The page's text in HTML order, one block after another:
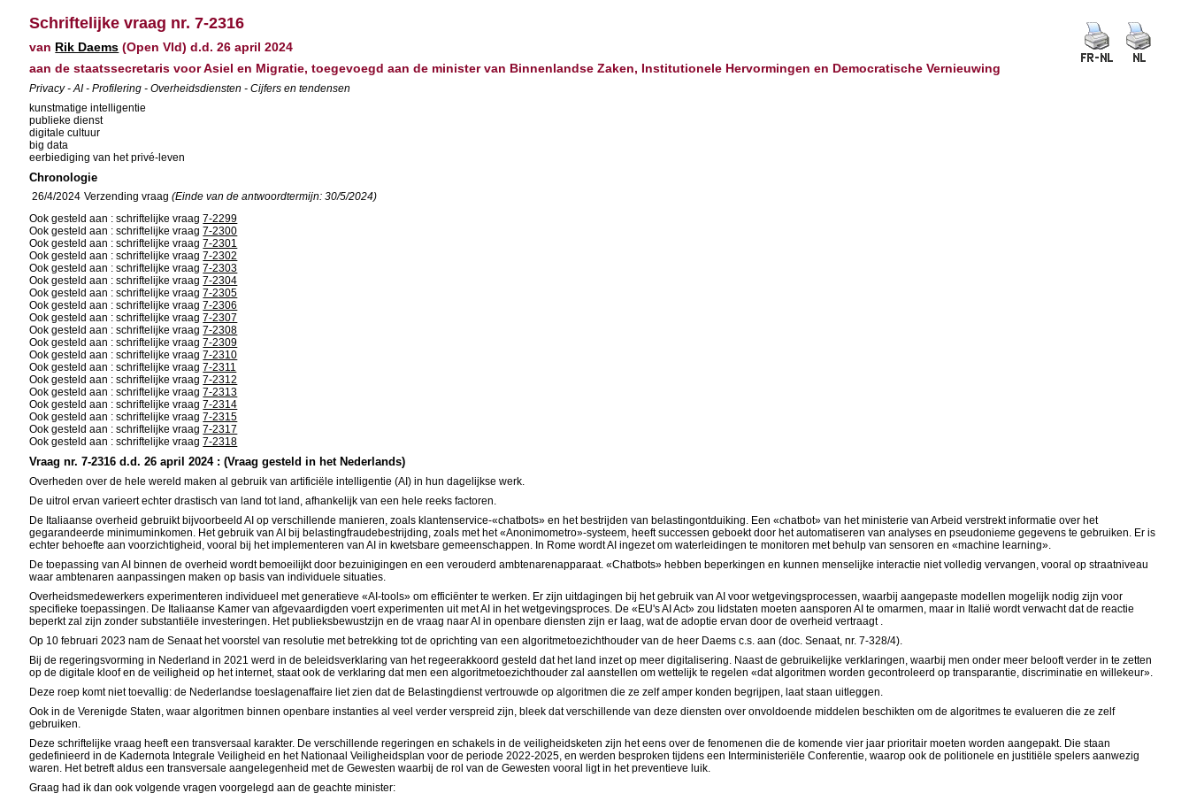
Schriftelijke vraag nr. 7-2316
van Rik Daems (Open Vld) d.d. 26 april 2024
aan de staatssecretaris voor Asiel en Migratie, toegevoegd aan de minister van Binnenlandse Zaken, Institutionele Hervormingen en Democratische Vernieuwing
Privacy - AI - Profilering - Overheidsdiensten - Cijfers en tendensen
kunstmatige intelligentie
publieke dienst
digitale cultuur
big data
eerbiediging van het privé-leven
Chronologie
26/4/2024 Verzending vraag(Einde van de antwoordtermijn: 30/5/2024)
Ook gesteld aan : schriftelijke vraag7-2299
Ook gesteld aan : schriftelijke vraag7-2300
Ook gesteld aan : schriftelijke vraag7-2301
Ook gesteld aan : schriftelijke vraag7-2302
Ook gesteld aan : schriftelijke vraag7-2303
Ook gesteld aan : schriftelijke vraag7-2304
Ook gesteld aan : schriftelijke vraag7-2305
Ook gesteld aan : schriftelijke vraag7-2306
Ook gesteld aan : schriftelijke vraag7-2307
Ook gesteld aan : schriftelijke vraag7-2308
Ook gesteld aan : schriftelijke vraag7-2309
Ook gesteld aan : schriftelijke vraag7-2310
Ook gesteld aan : schriftelijke vraag7-2311
Ook gesteld aan : schriftelijke vraag7-2312
Ook gesteld aan : schriftelijke vraag7-2313
Ook gesteld aan : schriftelijke vraag7-2314
Ook gesteld aan : schriftelijke vraag7-2315
Ook gesteld aan : schriftelijke vraag7-2317
Ook gesteld aan : schriftelijke vraag7-2318
Vraag nr. 7-2316 d.d. 26 april 2024 : (Vraag gesteld in het Nederlands)
Overheden over de hele wereld maken al gebruik van artificiële intelligentie (AI) in hun dagelijkse werk.
De uitrol ervan varieert echter drastisch van land tot land, afhankelijk van een hele reeks factoren.
De Italiaanse overheid gebruikt bijvoorbeeld AI op verschillende manieren, zoals klantenservice-«chatbots» en het bestrijden van belastingontduiking. Een «chatbot» van het ministerie van Arbeid verstrekt informatie over het
gegarandeerde minimuminkomen. Het gebruik van AI bij belastingfraudebestrijding, zoals met het «Anonimometro»-systeem, heeft successen geboekt door het automatiseren van analyses en pseudonieme gegevens te gebruiken. Er is
echter behoefte aan voorzichtigheid, vooral bij het implementeren van AI in kwetsbare gemeenschappen. In Rome wordt AI ingezet om waterleidingen te monitoren met behulp van sensoren en «machine learning».
De toepassing van AI binnen de overheid wordt bemoeilijkt door bezuinigingen en een verouderd ambtenarenapparaat. «Chatbots» hebben beperkingen en kunnen menselijke interactie niet volledig vervangen, vooral op straatniveau
waar ambtenaren aanpassingen maken op basis van individuele situaties.
Overheidsmedewerkers experimenteren individueel met generatieve «AI-tools» om efficiënter te werken. Er zijn uitdagingen bij het gebruik van AI voor wetgevingsprocessen, waarbij aangepaste modellen mogelijk nodig zijn voor
specifieke toepassingen. De Italiaanse Kamer van afgevaardigden voert experimenten uit met AI in het wetgevingsproces. De «EU's AI Act» zou lidstaten moeten aansporen AI te omarmen, maar in Italië wordt verwacht dat de reactie
beperkt zal zijn zonder substantiële investeringen. Het publieksbewustzijn en de vraag naar AI in openbare diensten zijn er laag, wat de adoptie ervan door de overheid vertraagt .
Op 10 februari 2023 nam de Senaat het voorstel van resolutie met betrekking tot de oprichting van een algoritmetoezichthouder van de heer Daems c.s. aan (doc. Senaat, nr. 7-328/4).
Bij de regeringsvorming in Nederland in 2021 werd in de beleidsverklaring van het regeerakkoord gesteld dat het land inzet op meer digitalisering. Naast de gebruikelijke verklaringen, waarbij men onder meer belooft verder in te zetten
op de digitale kloof en de veiligheid op het internet, staat ook de verklaring dat men een algoritmetoezichthouder zal aanstellen om wettelijk te regelen «dat algoritmen worden gecontroleerd op transparantie, discriminatie en willekeur».
Deze roep komt niet toevallig: de Nederlandse toeslagenaffaire liet zien dat de Belastingdienst vertrouwde op algoritmen die ze zelf amper konden begrijpen, laat staan uitleggen.
Ook in de Verenigde Staten, waar algoritmen binnen openbare instanties al veel verder verspreid zijn, bleek dat verschillende van deze diensten over onvoldoende middelen beschikten om de algoritmes te evalueren die ze zelf
gebruiken.
Deze schriftelijke vraag heeft een transversaal karakter. De verschillende regeringen en schakels in de veiligheidsketen zijn het eens over de fenomenen die de komende vier jaar prioritair moeten worden aangepakt. Die staan
gedefinieerd in de Kadernota Integrale Veiligheid en het Nationaal Veiligheidsplan voor de periode 2022-2025, en werden besproken tijdens een Interministeriële Conferentie, waarop ook de politionele en justitiële spelers aanwezig
waren. Het betreft aldus een transversale aangelegenheid met de Gewesten waarbij de rol van de Gewesten vooral ligt in het preventieve luik.
Graag had ik dan ook volgende vragen voorgelegd aan de geachte minister: